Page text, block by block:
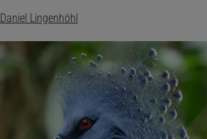
Daniel Lingenhöhl